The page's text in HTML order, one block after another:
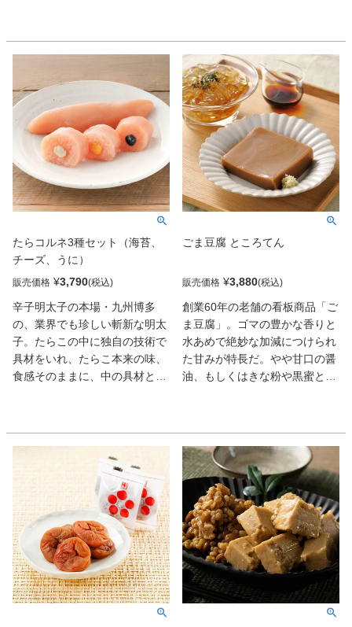
した秀作揃いだ。
たらコルネ3種セット（海苔、
チーズ、うに）
販売価格 ¥3,790
辛子明太子の本場・九州博多
の、業界でも珍しい斬新な明太
子。たらこの中に独自の技術で
具材をいれ、たらこ本来の味、
食感そのままに、中の具材との
芳醇な香りがたらコルネの味わ
いをより一層引き立てる逸品と
なっております。パーティーの
オードブル、おこわ、パスタに
といろいろな料理のアレンジが
できます。
ごま豆腐 ところてん
販売価格 ¥3,880
創業60年の老舗の看板商品「ご
ま豆腐」。ゴマの豊かな香りと
水あめで絶妙な加減につけられ
た甘みが特長だ。やや甘口の醤
油、もしくはきな粉や黒蜜と合